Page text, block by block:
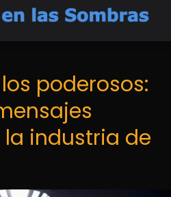
poderosos:
industria de